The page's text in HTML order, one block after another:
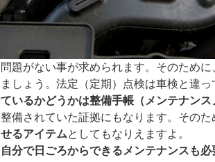
題がない事が求められます。そのために
しょう。法定（定期）点検は車検と違っ
いるかどうかは整備手帳（メンテナンス
備されていた証拠にもなります。そのた
るアイテムとしてもなりえますよ。
自分で日ごろからできるメンテナンスも必